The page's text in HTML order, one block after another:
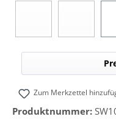
Zum Merkzettel
Produktnummer: